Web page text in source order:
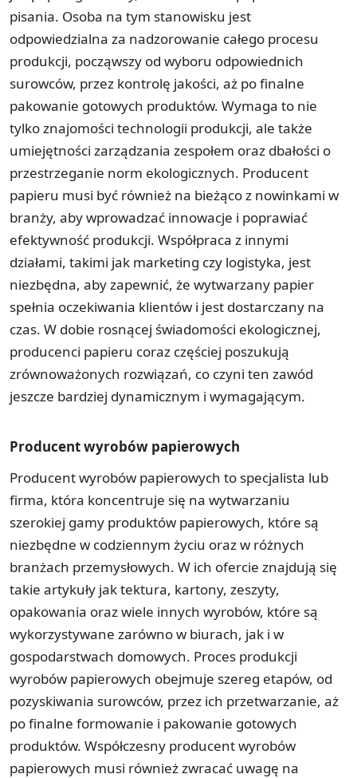
pisania. Osoba na tym stanowisku jest
odpowiedzialna za nadzorowanie całego procesu
produkcji, począwszy od wyboru odpowiednich
surowców, przez kontrolę jakości, aż po finalne
pakowanie gotowych produktów. Wymaga to nie
tylko znajomości technologii produkcji, ale także
umiejętności zarządzania zespołem oraz dbałości o
przestrzeganie norm ekologicznych. Producent
papieru musi być również na bieżąco z nowinkami w
branży, aby wprowadzać innowacje i poprawiać
efektywność produkcji. Współpraca z innymi
działami, takimi jak marketing czy logistyka, jest
niezbędna, aby zapewnić, że wytwarzany papier
spełnia oczekiwania klientów i jest dostarczany na
czas. W dobie rosnącej świadomości ekologicznej,
producenci papieru coraz częściej poszukują
zrównoważonych rozwiązań, co czyni ten zawód
jeszcze bardziej dynamicznym i wymagającym.
Producent wyrobów papierowych
Producent wyrobów papierowych to specjalista lub
firma, która koncentruje się na wytwarzaniu
szerokiej gamy produktów papierowych, które są
niezbędne w codziennym życiu oraz w różnych
branżach przemysłowych. W ich ofercie znajdują się
takie artykuły jak tektura, kartony, zeszyty,
opakowania oraz wiele innych wyrobów, które są
wykorzystywane zarówno w biurach, jak i w
gospodarstwach domowych. Proces produkcji
wyrobów papierowych obejmuje szereg etapów, od
pozyskiwania surowców, przez ich przetwarzanie, aż
po finalne formowanie i pakowanie gotowych
produktów. Współczesny producent wyrobów
papierowych musi również zwracać uwagę na